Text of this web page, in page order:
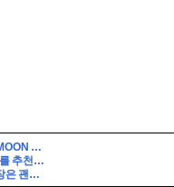
다낭 한시장 마사지 가성비 추천 문스파(MOON SPA)
케이뱅크 AI 퀴즈 8월 9일 정답(제품 구매를 추천하는 대신, 제품의 단점까지 솔직하게 리뷰하여 과소비를 경계하는 인플루언서 유형은?)
폭염 대책은 뙤약볕에서만?…실내 작업장은 괜찮을까[팩트체크]